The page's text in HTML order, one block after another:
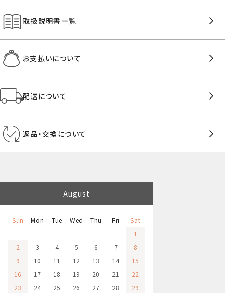
取扱説明書一覧
お支払いについて
配送について
返品・交換について
August
Sun Mon Tue Wed Thu Fri
Sat
1
2
3 4 5 6 7
8
9
10 11 12 13 14
15
16
17 18 19 20 21
22
23
24 25 26 27 28
29